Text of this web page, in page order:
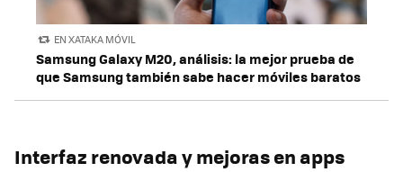
EN XATAKA MÓVIL
Samsung Galaxy M20, análisis: la mejor prueba de
que Samsung también sabe hacer móviles baratos
Interfaz renovada y mejoras en apps